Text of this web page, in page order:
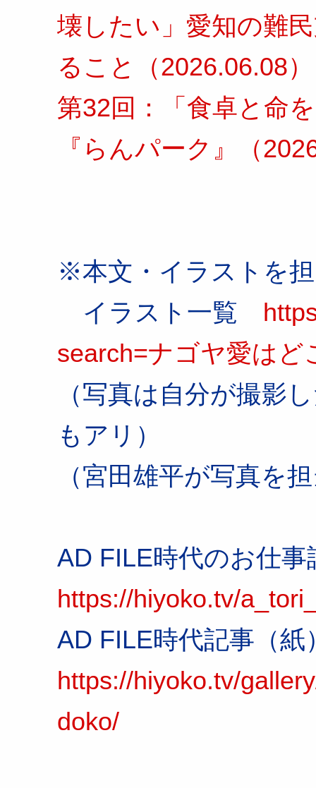
壊したい」愛知の難
ること（2026.06.08）
第32回：「食卓と命
『らんパーク』（
※本文・イラストを
イラスト一覧
search=ナゴヤ愛はど
（写真は自分が撮影
もアリ）
（宮田雄平が写真を
AD FILE時代のお仕
https://hiyoko.tv/
AD FILE時代記事（
https://hiyoko.tv/
doko/